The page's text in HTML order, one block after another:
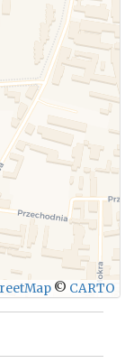
© CARTO